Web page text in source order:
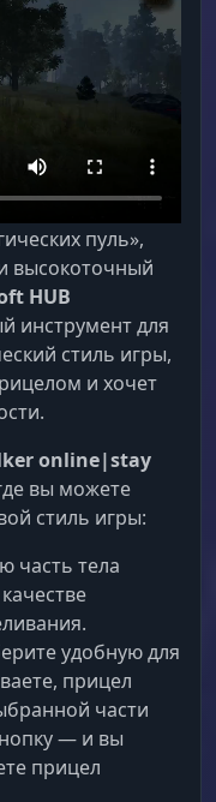
пуль»,
высокоточный
HUB
инструмент для
стиль игры,
и хочет
online|stay
вы можете
стиль игры:
часть тела
удобную для
прицел
части
— и вы
прицел